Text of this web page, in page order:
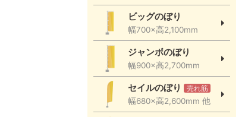
ビッグのぼり
幅700×高2,100mm
ジャンボのぼり
幅900×高2,700mm
セイルのぼり 売れ筋
幅680×高2,600mm 他